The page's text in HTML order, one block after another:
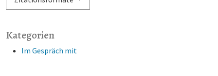
Kategorien
Im Gespräch mit